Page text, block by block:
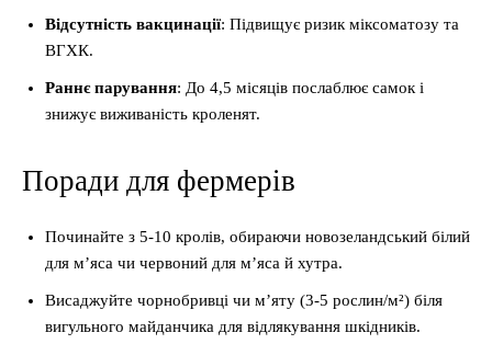
Відсутність вакцинації: Підвищує ризик міксоматозу та
ВГХК.
Раннє парування: До 4,5 місяців послаблює самок і
знижує виживаність кроленят.
Поради для фермерів
Починайте з 5-10 кролів, обираючи новозеландський білий
для м’яса чи червоний для м’яса й хутра.
Висаджуйте чорнобривці чи м’яту (3-5 рослин/м²) біля
вигульного майданчика для відлякування шкідників.